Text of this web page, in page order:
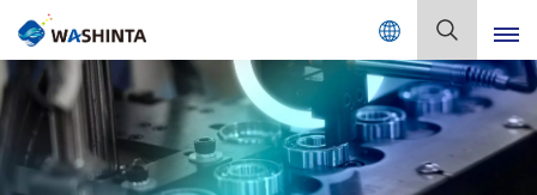
Mix Color Online
English